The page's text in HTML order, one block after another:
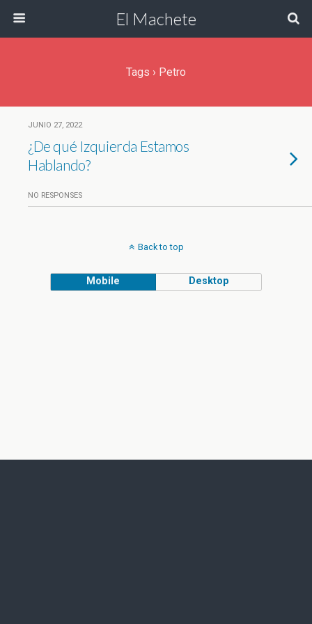
El Machete
Tags › Petro
JUNIO 27, 2022
¿De qué Izquierda Estamos
Hablando?
NO RESPONSES
Back to top
Mobile Desktop